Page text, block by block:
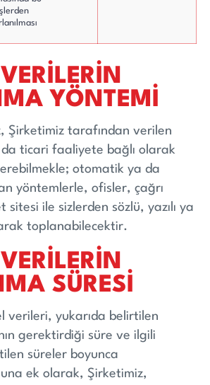
YÖNTEMİ
Şirketimiz tarafından verilen
ticari faaliyete bağlı olarak
otomatik ya da
yöntemlerle, ofisler, çağrı
sitesi ile sizlerden sözlü, yazılı ya
toplanabilecektir.
SÜRESİ
verileri, yukarıda belirtilen
gerektirdiği süre ve ilgili
süreler boyunca
ek olarak, Şirketimiz,